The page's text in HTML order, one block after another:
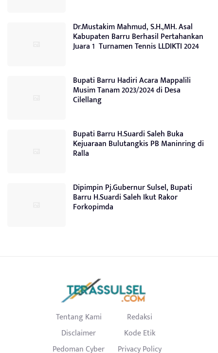
Dr.Mustakim Mahmud, S.H.,MH. Asal
Kabupaten Barru Berhasil Pertahankan
Juara 1 Turnamen Tennis LLDIKTI 2024
Bupati Barru Hadiri Acara Mappalili
Musim Tanam 2023/2024 di Desa
Cilellang
Bupati Barru H.Suardi Saleh Buka
Kejuaraan Bulutangkis PB Maninring di
Ralla
Dipimpin Pj.Gubernur Sulsel, Bupati
Barru H.Suardi Saleh Ikut Rakor
Forkopimda
Tentang Kami
Redaksi
Disclaimer
Kode Etik
Pedoman Cyber
Privacy Policy